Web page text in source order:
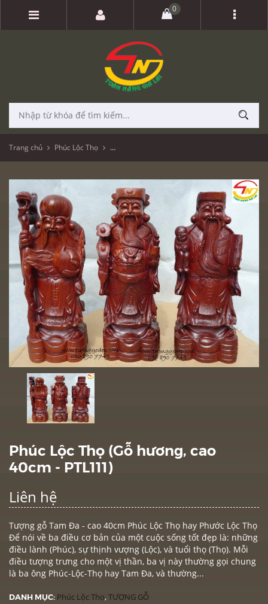
0
Trang chủ Phúc Lộc Thọ Phúc Lộc Thọ (Gỗ hương, cao 40cm - PTL111)
Phúc Lộc Thọ (Gỗ hương, cao
40cm - PTL111)
Liên hệ
Tượng gỗ Tam Đa - cao 40cm Phúc Lộc Thọ hay Phước Lộc Thọ
Để nói về ba điều cơ bản của một cuộc sống tốt đẹp là: những
điều lành (Phúc), sự thịnh vượng (Lộc), và tuổi thọ (Thọ). Mỗi
điều tượng trưng cho một vị thần, ba vị này thường gọi chung
là ba ông Phúc-Lộc-Thọ hay Tam Đa, và thường...
DANH MỤC: Phúc Lộc Thọ,TƯỢNG GỖ